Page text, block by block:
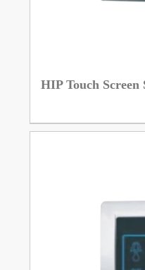
HIP Touch